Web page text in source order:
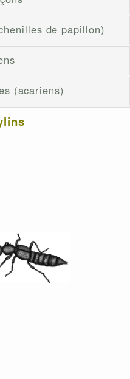
de papillon)
(acariens)